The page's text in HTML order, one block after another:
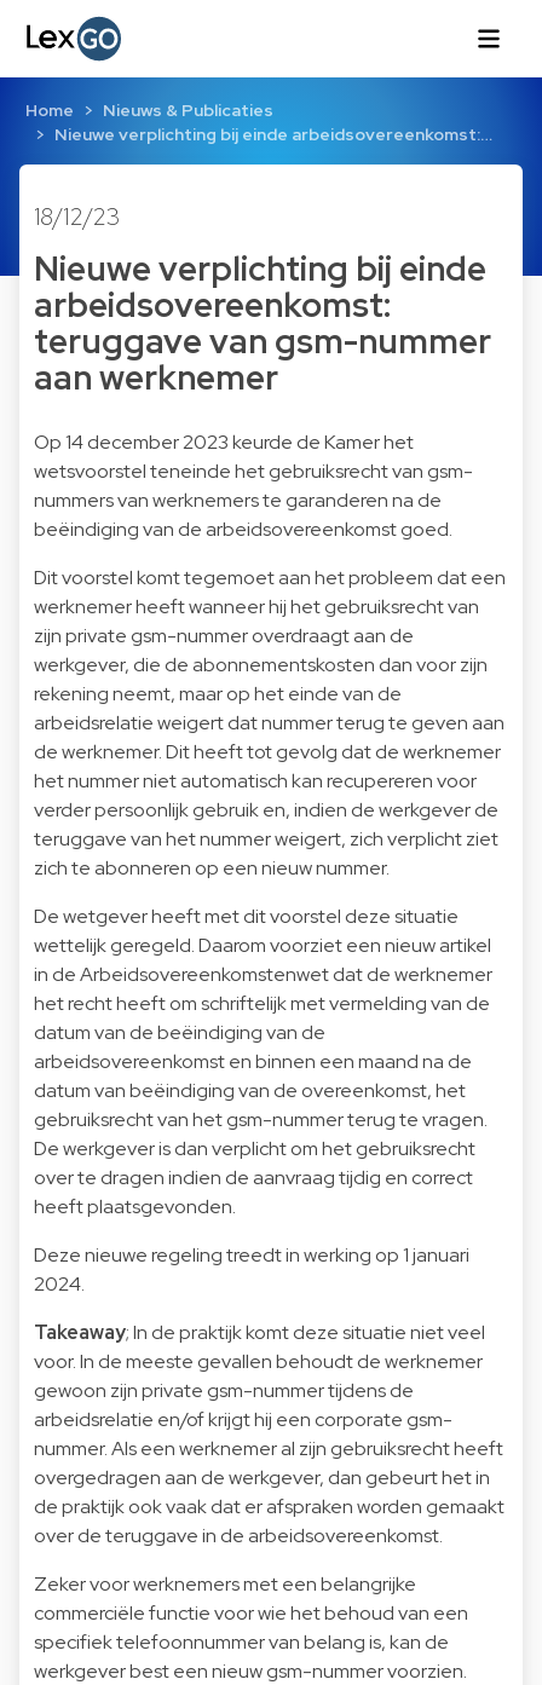
Home
Nieuws & Publicaties
Nieuwe verplichting bij einde arbeidsovereenkomst:…
18/12/23
Nieuwe verplichting bij einde
arbeidsovereenkomst:
teruggave van gsm-nummer
aan werknemer
Op 14 december 2023 keurde de Kamer het
wetsvoorstel teneinde het gebruiksrecht van gsm-
nummers van werknemers te garanderen na de
beëindiging van de arbeidsovereenkomst goed.
Dit voorstel komt tegemoet aan het probleem dat een
werknemer heeft wanneer hij het gebruiksrecht van
zijn private gsm-nummer overdraagt aan de
werkgever, die de abonnementskosten dan voor zijn
rekening neemt, maar op het einde van de
arbeidsrelatie weigert dat nummer terug te geven aan
de werknemer. Dit heeft tot gevolg dat de werknemer
het nummer niet automatisch kan recupereren voor
verder persoonlijk gebruik en, indien de werkgever de
teruggave van het nummer weigert, zich verplicht ziet
zich te abonneren op een nieuw nummer.
De wetgever heeft met dit voorstel deze situatie
wettelijk geregeld. Daarom voorziet een nieuw artikel
in de Arbeidsovereenkomstenwet dat de werknemer
het recht heeft om schriftelijk met vermelding van de
datum van de beëindiging van de
arbeidsovereenkomst en binnen een maand na de
datum van beëindiging van de overeenkomst, het
gebruiksrecht van het gsm-nummer terug te vragen.
De werkgever is dan verplicht om het gebruiksrecht
over te dragen indien de aanvraag tijdig en correct
heeft plaatsgevonden.
Deze nieuwe regeling treedt in werking op 1 januari
2024.
Takeaway; In de praktijk komt deze situatie niet veel
voor. In de meeste gevallen behoudt de werknemer
gewoon zijn private gsm-nummer tijdens de
arbeidsrelatie en/of krijgt hij een corporate gsm-
nummer. Als een werknemer al zijn gebruiksrecht heeft
overgedragen aan de werkgever, dan gebeurt het in
de praktijk ook vaak dat er afspraken worden gemaakt
over de teruggave in de arbeidsovereenkomst.
Zeker voor werknemers met een belangrijke
commerciële functie voor wie het behoud van een
specifiek telefoonnummer van belang is, kan de
werkgever best een nieuw gsm-nummer voorzien.